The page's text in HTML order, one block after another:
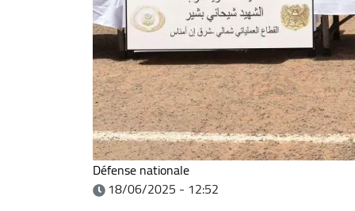
Défense nationale
18/06/2025 - 12:52